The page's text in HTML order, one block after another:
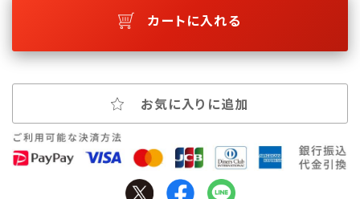
カートに入れる
お気に入りに追加